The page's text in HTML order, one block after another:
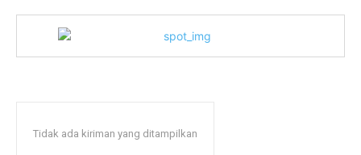
Tidak ada kiriman yang ditampilkan